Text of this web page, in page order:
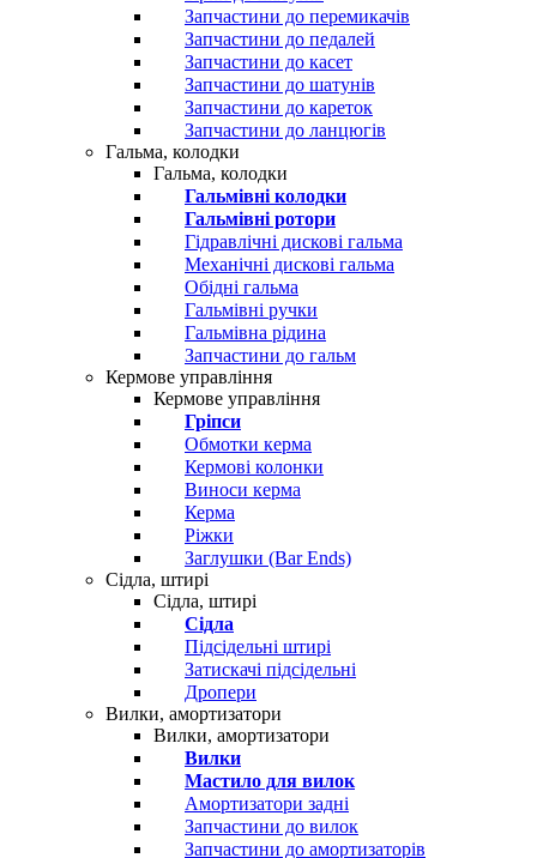
Запчастини до перемикачів
Запчастини до педалей
Запчастини до касет
Запчастини до шатунів
Запчастини до кареток
Запчастини до ланцюгів
Гальма, колодки
Гальма, колодки
Гальмівні колодки
Гальмівні ротори
Гідравлічні дискові гальма
Механічні дискові гальма
Обідні гальма
Гальмівні ручки
Гальмівна рідина
Запчастини до гальм
Кермове управління
Кермове управління
Гріпси
Обмотки керма
Кермові колонки
Виноси керма
Керма
Ріжки
Заглушки (Bar Ends)
Сідла, штирі
Сідла, штирі
Сідла
Підсідельні штирі
Затискачі підсідельні
Дропери
Вилки, амортизатори
Вилки, амортизатори
Вилки
Мастило для вилок
Амортизатори задні
Запчастини до вилок
Запчастини до амортизаторів